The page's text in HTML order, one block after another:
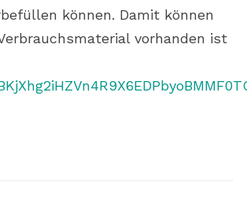
können. Damit können
vorhanden ist